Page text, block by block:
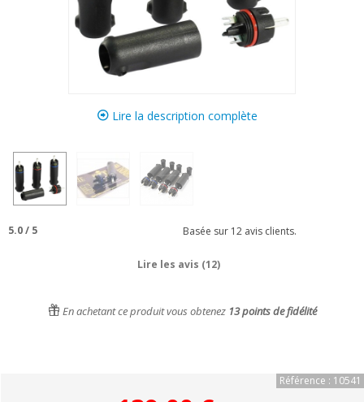
Lire la description complète
5.0/ 5 Basée sur 12avis clients.
Lire les avis (12)
En achetant ce produit vous obtenez 13points de fidélité
Référence : 10541